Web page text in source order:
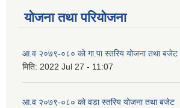
योजना तथा परियोजना
आ.व २०७९-०८० को गा.पा स्तरिय योजना तथा बजेट
मिति: 2022 Jul 27 - 11:07
आ.व २०७९-०८० को वडा स्तरिय योजना तथा बजेट